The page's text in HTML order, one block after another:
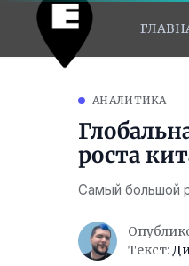
АНАЛИТИКА
роста
Самый большой
Текст: